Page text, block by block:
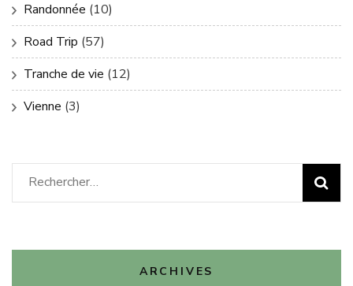
Randonnée (10)
Road Trip (57)
Tranche de vie (12)
Vienne (3)
Rechercher :
ARCHIVES